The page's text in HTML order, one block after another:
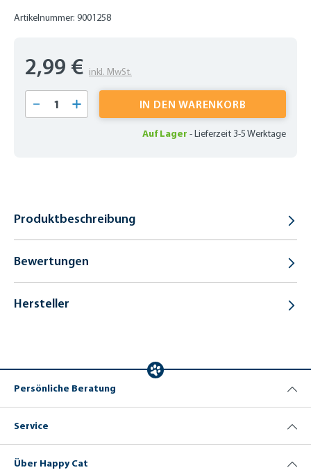
Artikelnummer: 9001258
2,99 € inkl. MwSt.
Produkt Anzahl: Gib den gewünschten
IN DEN WARENKORB
Auf Lager -Lieferzeit 3-5 Werktage
Produktbeschreibung
Bewertungen
Hersteller
Persönliche Beratung
Service
Über Happy Cat